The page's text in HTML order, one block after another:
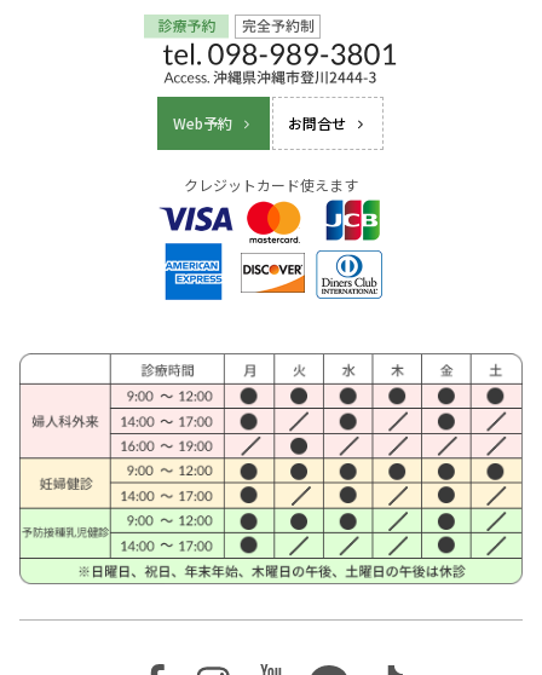
Web予約 お問合せ
クレジットカード使えます